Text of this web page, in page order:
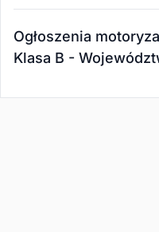
Ogłoszenia
Klasa B -